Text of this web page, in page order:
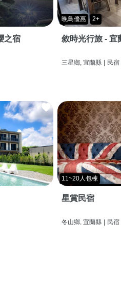
之宿
晚鳥優惠 2+
敘時光行旅 - 宜
三星鄉, 宜蘭縣 | 民宿
11~20人包棟
星賞民宿
冬山鄉, 宜蘭縣 | 民宿